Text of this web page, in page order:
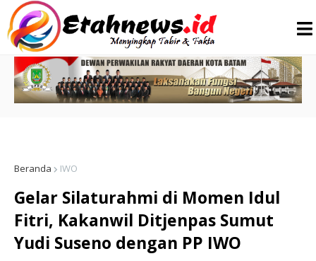
Beranda IWO
Gelar Silaturahmi di Momen Idul
Fitri, Kakanwil Ditjenpas Sumut
Yudi Suseno dengan PP IWO